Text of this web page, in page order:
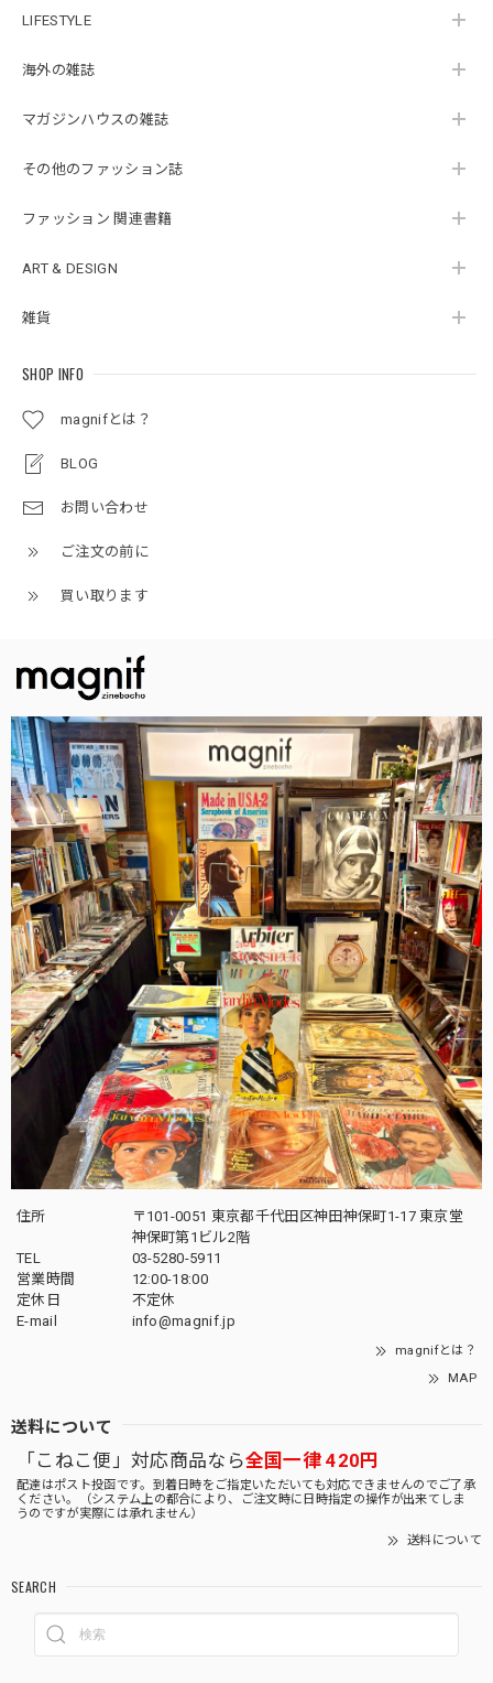
LIFESTYLE
海外の雑誌
マガジンハウスの雑誌
その他のファッション誌
ファッション 関連書籍
ART & DESIGN
雑貨
SHOP INFO
magnifとは？
BLOG
お問い合わせ
ご注文の前に
買い取ります
住所
〒101-0051 東京都千代田区神田神保町1-17 東京堂
神保町第1ビル2階
TEL
03-5280-5911
営業時間
12:00-18:00
定休日
不定休
E-mail
info@magnif.jp
magnifとは？
MAP
送料について
「こねこ便」対応商品なら全国一律 420円
配達はポスト投函です。到着日時をご指定いただいても対応できませんのでご了承
ください。（システム上の都合により、ご注文時に日時指定の操作が出来てしま
うのですが実際には承れません）
送料について
SEARCH